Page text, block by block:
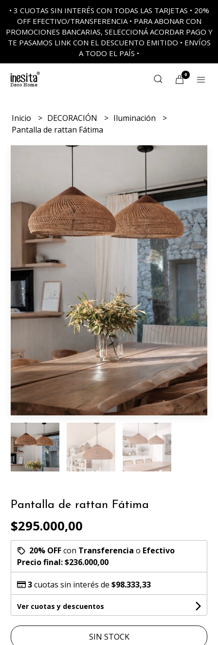
• 3 CUOTAS SIN INTERÉS CON TODAS LAS TARJETAS • 20%
OFF EFECTIVO/TRANSFERENCIA • PARA ABONAR CON
PROMOCIONES BANCARIAS, SELECCIONÁ ACORDAR PAGO Y
TE PASAMOS LINK CON EL DESCUENTO EMITIDO • ENVÍOS
A TODO EL PAÍS •
0
Inicio DECORACIÓN
Iluminación
Pantalla de rattan Fátima
Pantalla de rattan Fátima
$295.000,00
20% OFFcon Transferencia o Efectivo
Precio final:$236.000,00
3cuotas sin interés de$98.333,33
Ver cuotas y descuentos
SIN STOCK